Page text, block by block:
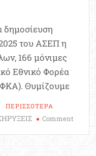
δημοσίευση
του ΑΣΕΠ η
166 μόνιμες
Εθνικό Φορέα
Θυμίζουμε
ΠΕΡΙΣΣΟΤΕΡΑ
Comment